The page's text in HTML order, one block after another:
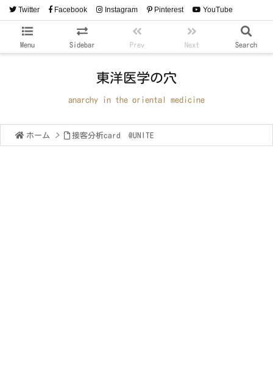
Menu Sidebar Prev Next Search
Twitter Facebook Instagram Pinterest YouTube
RSS
東洋医学の穴
anarchy in the oriental medicine
ホーム > 接客分析card @UNITE